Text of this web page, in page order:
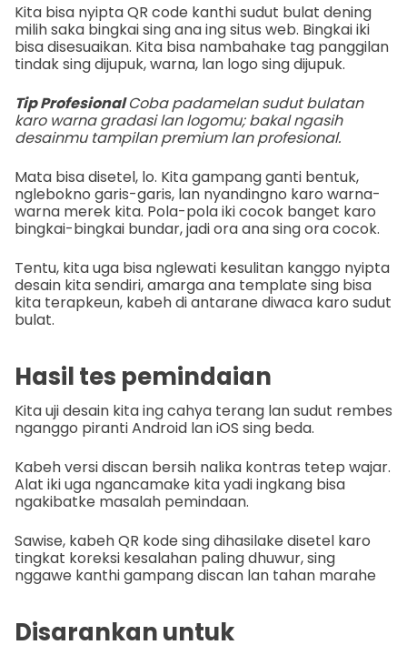
Kita bisa nyipta QR code kanthi sudut bulat dening
milih saka bingkai sing ana ing situs web. Bingkai iki
bisa disesuaikan. Kita bisa nambahake tag panggilan
tindak sing dijupuk, warna, lan logo sing dijupuk.
Tip ProfesionalCoba padamelan sudut bulatan
karo warna gradasi lan logomu; bakal ngasih
desainmu tampilan premium lan profesional.
Mata bisa disetel, lo. Kita gampang ganti bentuk,
nglebokno garis-garis, lan nyandingno karo warna-
warna merek kita. Pola-pola iki cocok banget karo
bingkai-bingkai bundar, jadi ora ana sing ora cocok.
Tentu, kita uga bisa nglewati kesulitan kanggo nyipta
desain kita sendiri, amarga ana template sing bisa
kita terapkeun, kabeh di antarane diwaca karo sudut
bulat.
Hasil tes pemindaian
Kita uji desain kita ing cahya terang lan sudut rembes
nganggo piranti Android lan iOS sing beda.
Kabeh versi discan bersih nalika kontras tetep wajar.
Alat iki uga ngancamake kita yadi ingkang bisa
ngakibatke masalah pemindaan.
Sawise, kabeh QR kode sing dihasilake disetel karo
tingkat koreksi kesalahan paling dhuwur, sing
nggawe kanthi gampang discan lan tahan marahe
Disarankan untuk